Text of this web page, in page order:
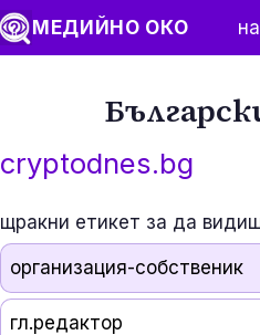
МЕДИЙНО ОКО
cryptodnes.bg
щракни етикет за да
организация-собственик
гл.редактор